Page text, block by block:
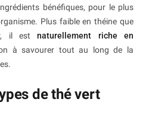
bénéfiques, pour le plus
Plus faible en théine que
il estnaturellement riche en
à savourer tout au long de la
de thé vert